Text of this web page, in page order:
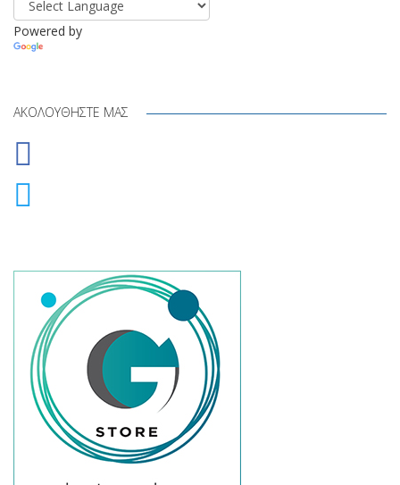
Powered by
ΑΚΟΛΟΥΘΉΣΤΕ ΜΑΣ